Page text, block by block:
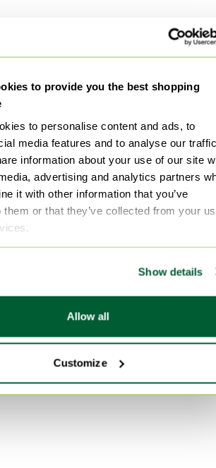
to provide you the best shopping
to personalise content and ads, to
media features and to analyse our traffic.
information about your use of our site
advertising and analytics partners
it with other information that you’ve
them or that they’ve collected from your
Show details
Allow all
Customize
Diseño
Rústico
Moderno
Por material
Bambú Mesas de comedor
Aluminio Mesas de comedor
Mimbre Mesas de comedor
Por color
Turquesa Mesas de comedor
Transparente Mesas de